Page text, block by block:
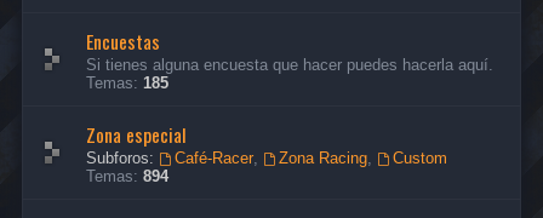
Encuestas
Si tienes alguna encuesta que hacer puedes hacerla aquí.
Temas: 185
Zona especial
Subforos: Café-Racer, Zona Racing,
Custom
Temas: 894